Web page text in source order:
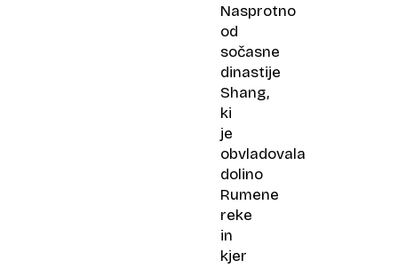
Nasprotno
od
sočasne
dinastije
Shang,
ki
je
obvladovala
dolino
Rumene
reke
in
kjer